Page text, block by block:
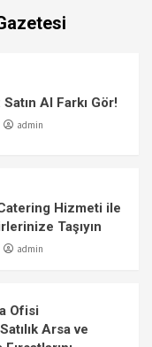
Al Farkı Gör!
admin
Hizmeti ile
Taşıyın
admin
Ofisi
Arsa ve